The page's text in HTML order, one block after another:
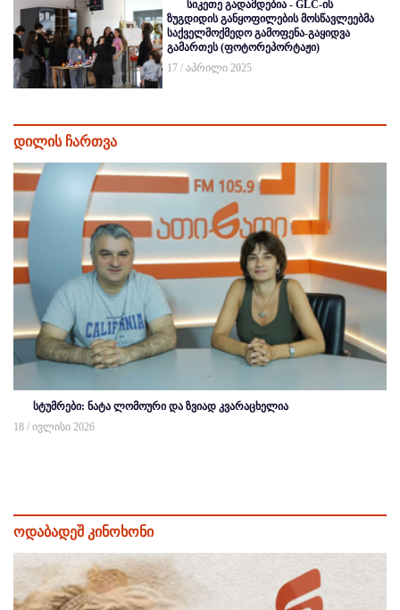
სიკეთე გადამდებია - GLC-ის
ზუგდიდის განყოფილების მოსწავლეებმა
საქველმოქმედო გამოფენა-გაყიდვა
გამართეს (ფოტორეპორტაჟი)
17 / აპრილი 2025
დილის ჩართვა
სტუმრები: ნატა ლომოური და ზვიად კვარაცხელია
18 / ივლისი 2026
ოდაბადეშ კინოხონი